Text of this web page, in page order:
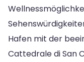
Hafen mit der
Cattedrale di San